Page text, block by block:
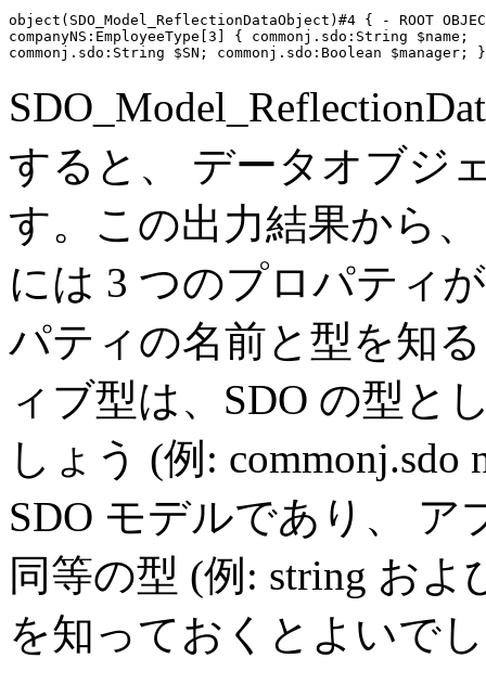
object(SDO_Model_ReflectionDataObject)#4 { - ROOT
companyNS:EmployeeType[3] { commonj.sdo:String $name;
すると、 データオブジ
す。この出力結果から、
には 3 つのプロパティ
パティの名前と型を知
ィブ型は、SDO の型と
しょう (例: commonj.sdo
SDO モデルであり、 ア
同等の型 (例: string お
を知っておくとよいで